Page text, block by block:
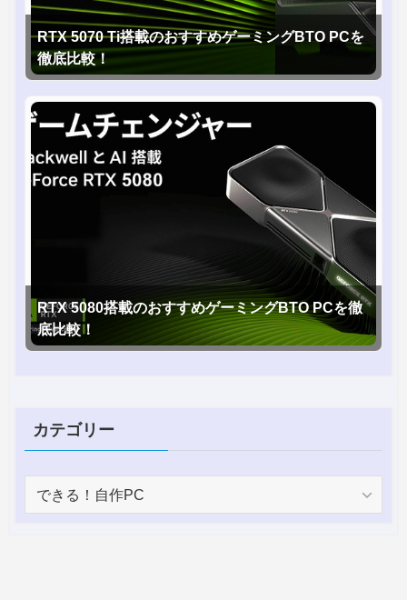
RTX 5070 Ti搭載のおすすめゲーミングBTO PCを
徹底比較！
RTX 5080搭載のおすすめゲーミングBTO PCを徹
底比較！
カテゴリー